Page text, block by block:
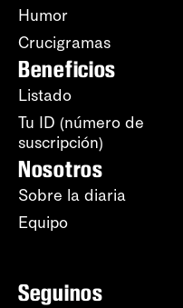
Humor
Crucigramas
Beneficios
Listado
Tu ID (número de
suscripción)
Nosotros
Sobre la diaria
Equipo
Seguinos